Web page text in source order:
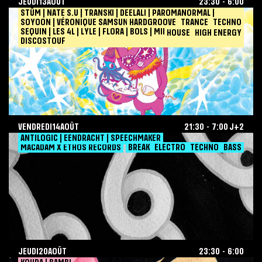
JEUDI 13AOÛT 23:30 - 6:00
SHIELD
RUN
Nuit
August
13,
2026
2026-08-13
VENDREDI14 AOÛT 21:30- 7:00 J+2
STÜM | NATE S.U | TRANSKI | DEELALI | PAROMANORMAL |
SOYOON | VÉRONIQUE SAMSUNG | RACINE | YOUPS | REQUIN
SEQUIN | LES 4L | LYLE | FLORA | BOLS | MIRAY | FLEXI M |
DISCOSTOUF
DIVA X CHAT
MANIK
TECHNO
TRANCE
HARDGROOVE
HIGH ENERGY
HOUSE
TECHNO
TRANCE
HARDGROOVE
HIGH ENERGY
HOUSE
VENDREDI 14AOÛT 21:30 - 7:00 J+2
MACADAM
Diva
August
14,
2026
2026-08-14
JEUDI20AOÛT23:30- 6:00
ANTILOGIC | EENDRACHT | SPEECHMAKER
MACADAM X ETHOS RECORDS
BASS
TECHNO
ELECTRO
BREAK
BASS
TECHNO
ELECTRO
BREAK
JEUDI20AOÛT 23:30 - 6:00